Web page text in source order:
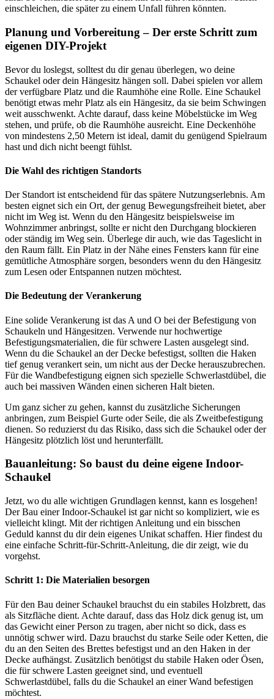
einschleichen, die später zu einem Unfall führen könnten.
Planung und Vorbereitung – Der erste Schritt zum
eigenen DIY-Projekt
Bevor du loslegst, solltest du dir genau überlegen, wo deine
Schaukel oder dein Hängesitz hängen soll. Dabei spielen vor allem
der verfügbare Platz und die Raumhöhe eine Rolle. Eine Schaukel
benötigt etwas mehr Platz als ein Hängesitz, da sie beim Schwingen
weit ausschwenkt. Achte darauf, dass keine Möbelstücke im Weg
stehen, und prüfe, ob die Raumhöhe ausreicht. Eine Deckenhöhe
von mindestens 2,50 Metern ist ideal, damit du genügend Spielraum
hast und dich nicht beengt fühlst.
Die Wahl des richtigen Standorts
Der Standort ist entscheidend für das spätere Nutzungserlebnis. Am
besten eignet sich ein Ort, der genug Bewegungsfreiheit bietet, aber
nicht im Weg ist. Wenn du den Hängesitz beispielsweise im
Wohnzimmer anbringst, sollte er nicht den Durchgang blockieren
oder ständig im Weg sein. Überlege dir auch, wie das Tageslicht in
den Raum fällt. Ein Platz in der Nähe eines Fensters kann für eine
gemütliche Atmosphäre sorgen, besonders wenn du den Hängesitz
zum Lesen oder Entspannen nutzen möchtest.
Die Bedeutung der Verankerung
Eine solide Verankerung ist das A und O bei der Befestigung von
Schaukeln und Hängesitzen. Verwende nur hochwertige
Befestigungsmaterialien, die für schwere Lasten ausgelegt sind.
Wenn du die Schaukel an der Decke befestigst, sollten die Haken
tief genug verankert sein, um nicht aus der Decke herauszubrechen.
Für die Wandbefestigung eignen sich spezielle Schwerlastdübel, die
auch bei massiven Wänden einen sicheren Halt bieten.
Um ganz sicher zu gehen, kannst du zusätzliche Sicherungen
anbringen, zum Beispiel Gurte oder Seile, die als Zweitbefestigung
dienen. So reduzierst du das Risiko, dass sich die Schaukel oder der
Hängesitz plötzlich löst und herunterfällt.
Bauanleitung: So baust du deine eigene Indoor-
Schaukel
Jetzt, wo du alle wichtigen Grundlagen kennst, kann es losgehen!
Der Bau einer Indoor-Schaukel ist gar nicht so kompliziert, wie es
vielleicht klingt. Mit der richtigen Anleitung und ein bisschen
Geduld kannst du dir dein eigenes Unikat schaffen. Hier findest du
eine einfache Schritt-für-Schritt-Anleitung, die dir zeigt, wie du
vorgehst.
Schritt 1: Die Materialien besorgen
Für den Bau deiner Schaukel brauchst du ein stabiles Holzbrett, das
als Sitzfläche dient. Achte darauf, dass das Holz dick genug ist, um
das Gewicht einer Person zu tragen, aber nicht so dick, dass es
unnötig schwer wird. Dazu brauchst du starke Seile oder Ketten, die
du an den Seiten des Brettes befestigst und an den Haken in der
Decke aufhängst. Zusätzlich benötigst du stabile Haken oder Ösen,
die für schwere Lasten geeignet sind, und eventuell
Schwerlastdübel, falls du die Schaukel an einer Wand befestigen
möchtest.